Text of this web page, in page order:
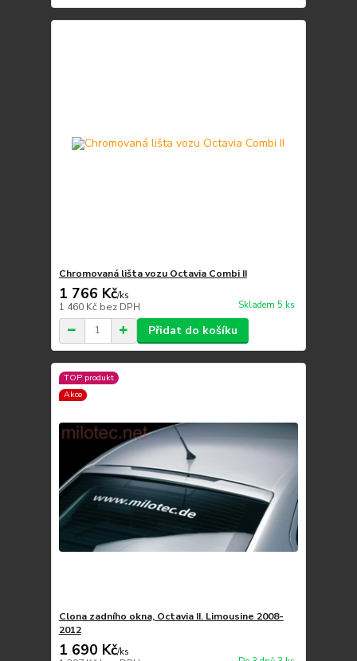
Chromovaná lišta vozu Octavia Combi II
1 766 Kč/ks
1 460 Kč bez DPH Skladem 5 ks
Přidat do košíku
TOP produkt
Akce
Clona zadního okna, Octavia II. Limousine 2008-
2012
1 690 Kč/ks